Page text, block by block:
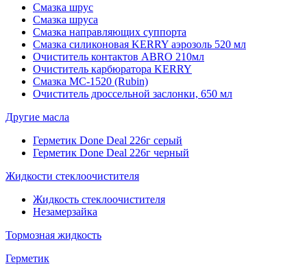
Смазка шрус
Смазка шруса
Смазка направляющих суппорта
Смазка силиконовая KERRY аэрозоль 520 мл
Очиститель контактов ABRO 210мл
Очиститель карбюратора KERRY
Смазка МС-1520 (Rubin)
Очиститель дроссельной заслонки, 650 мл
Другие масла
Герметик Done Deal 226г серый
Герметик Done Deal 226г черный
Жидкости стеклоочистителя
Жидкость стеклоочистителя
Незамерзайка
Тормозная жидкость
Герметик